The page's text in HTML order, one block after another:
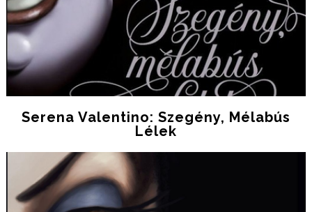
Serena Valentino: Szegény, Mélabús
Lélek